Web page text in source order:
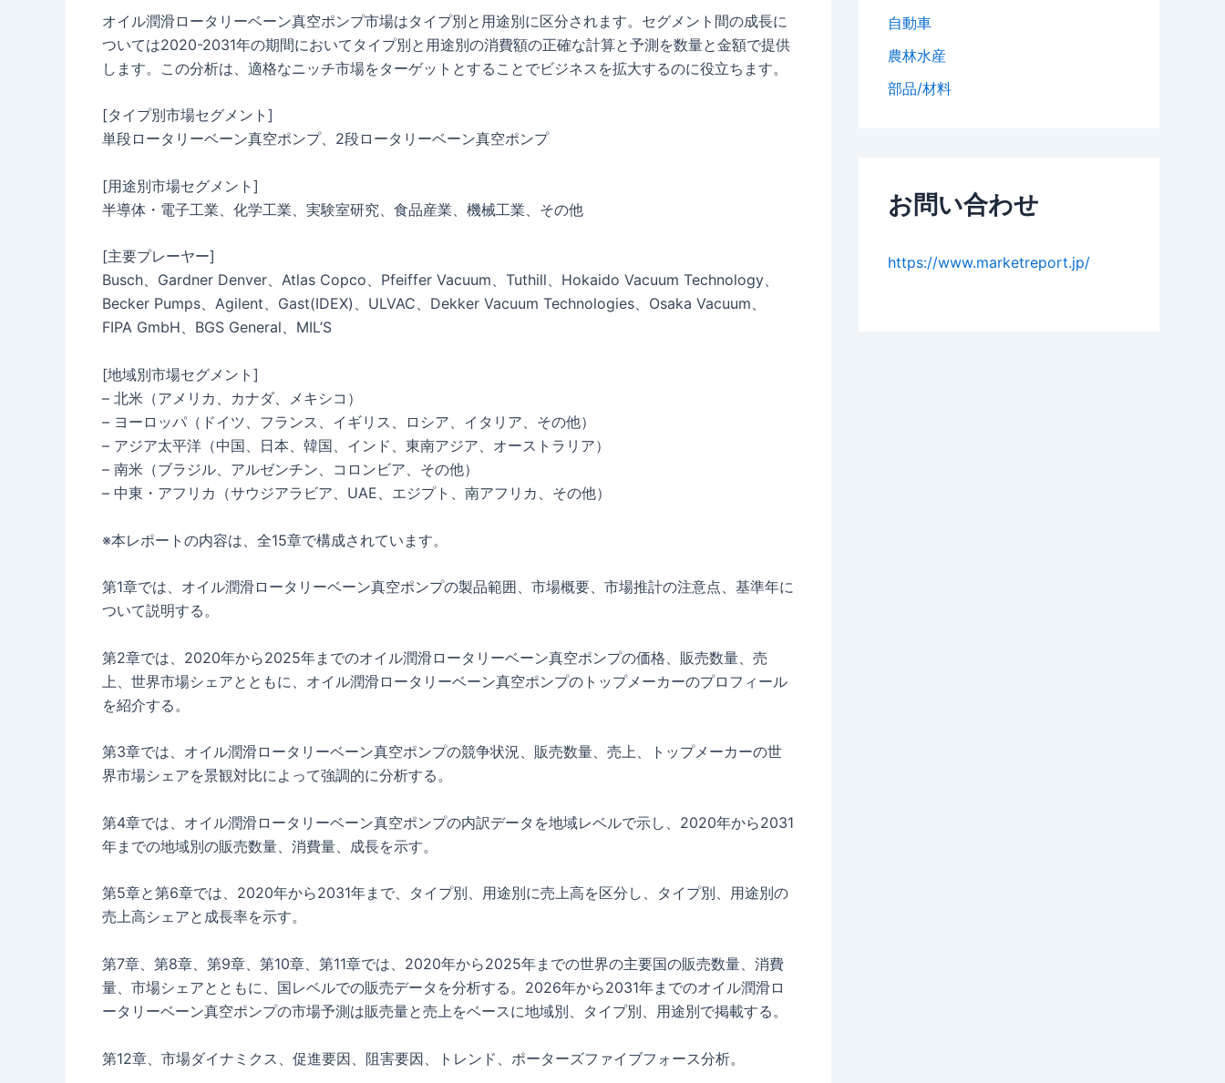
オイル潤滑ロータリーベーン真空ポンプ市場はタイプ別と用途別に区分されます。セグメント間の成長に
ついては2020-2031年の期間においてタイプ別と用途別の消費額の正確な計算と予測を数量と金額で提供
します。この分析は、適格なニッチ市場をターゲットとすることでビジネスを拡大するのに役立ちます。
[タイプ別市場セグメント]
単段ロータリーベーン真空ポンプ、2段ロータリーベーン真空ポンプ
[用途別市場セグメント]
半導体・電子工業、化学工業、実験室研究、食品産業、機械工業、その他
[主要プレーヤー]
Busch、Gardner Denver、Atlas Copco、Pfeiffer Vacuum、Tuthill、Hokaido Vacuum Technology、
Becker Pumps、Agilent、Gast(IDEX)、ULVAC、Dekker Vacuum Technologies、Osaka Vacuum、
FIPA GmbH、BGS General、MIL’S
[地域別市場セグメント]
– 北米（アメリカ、カナダ、メキシコ）
– ヨーロッパ（ドイツ、フランス、イギリス、ロシア、イタリア、その他）
– アジア太平洋（中国、日本、韓国、インド、東南アジア、オーストラリア）
– 南米（ブラジル、アルゼンチン、コロンビア、その他）
– 中東・アフリカ（サウジアラビア、UAE、エジプト、南アフリカ、その他）
※本レポートの内容は、全15章で構成されています。
第1章では、オイル潤滑ロータリーベーン真空ポンプの製品範囲、市場概要、市場推計の注意点、基準年に
ついて説明する。
第2章では、2020年から2025年までのオイル潤滑ロータリーベーン真空ポンプの価格、販売数量、売
上、世界市場シェアとともに、オイル潤滑ロータリーベーン真空ポンプのトップメーカーのプロフィール
を紹介する。
第3章では、オイル潤滑ロータリーベーン真空ポンプの競争状況、販売数量、売上、トップメーカーの世
界市場シェアを景観対比によって強調的に分析する。
第4章では、オイル潤滑ロータリーベーン真空ポンプの内訳データを地域レベルで示し、2020年から2031
年までの地域別の販売数量、消費量、成長を示す。
第5章と第6章では、2020年から2031年まで、タイプ別、用途別に売上高を区分し、タイプ別、用途別の
売上高シェアと成長率を示す。
第7章、第8章、第9章、第10章、第11章では、2020年から2025年までの世界の主要国の販売数量、消費
量、市場シェアとともに、国レベルでの販売データを分析する。2026年から2031年までのオイル潤滑ロ
ータリーベーン真空ポンプの市場予測は販売量と売上をベースに地域別、タイプ別、用途別で掲載する。
第12章、市場ダイナミクス、促進要因、阻害要因、トレンド、ポーターズファイブフォース分析。
自動車
農林水産
部品/材料
お問い合わせ
https://www.marketreport.jp/